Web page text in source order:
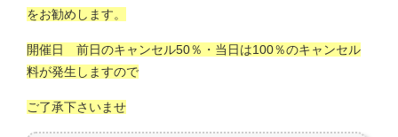
をお勧めします。
開催日 前日のキャンセル50％・当日は100％のキャンセル
料が発生しますので
ご了承下さいませ